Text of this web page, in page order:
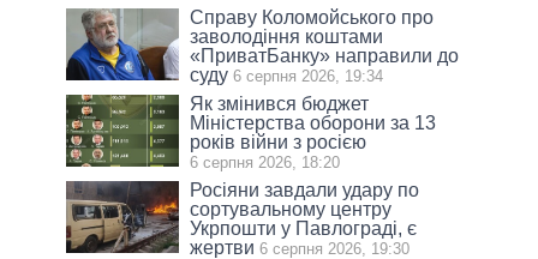
Справу Коломойського про
заволодіння коштами
«ПриватБанку» направили до
суду 6 серпня 2026, 19:34
Як змінився бюджет
Міністерства оборони за 13
років війни з росією
6 серпня 2026, 18:20
Росіяни завдали удару по
сортувальному центру
Укрпошти у Павлограді, є
жертви 6 серпня 2026, 19:30